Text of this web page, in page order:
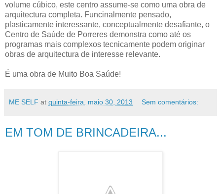
volume cúbico, este centro assume-se como uma obra de
arquitectura completa. Funcinalmente pensado,
plasticamente interessante, conceptualmente desafiante, o
Centro de Saúde de Porreres demonstra como até os
programas mais complexos tecnicamente podem originar
obras de arquitectura de interesse relevante.
É uma obra de Muito Boa Saúde!
ME SELF at quinta-feira, maio 30, 2013 Sem comentários:
EM TOM DE BRINCADEIRA...